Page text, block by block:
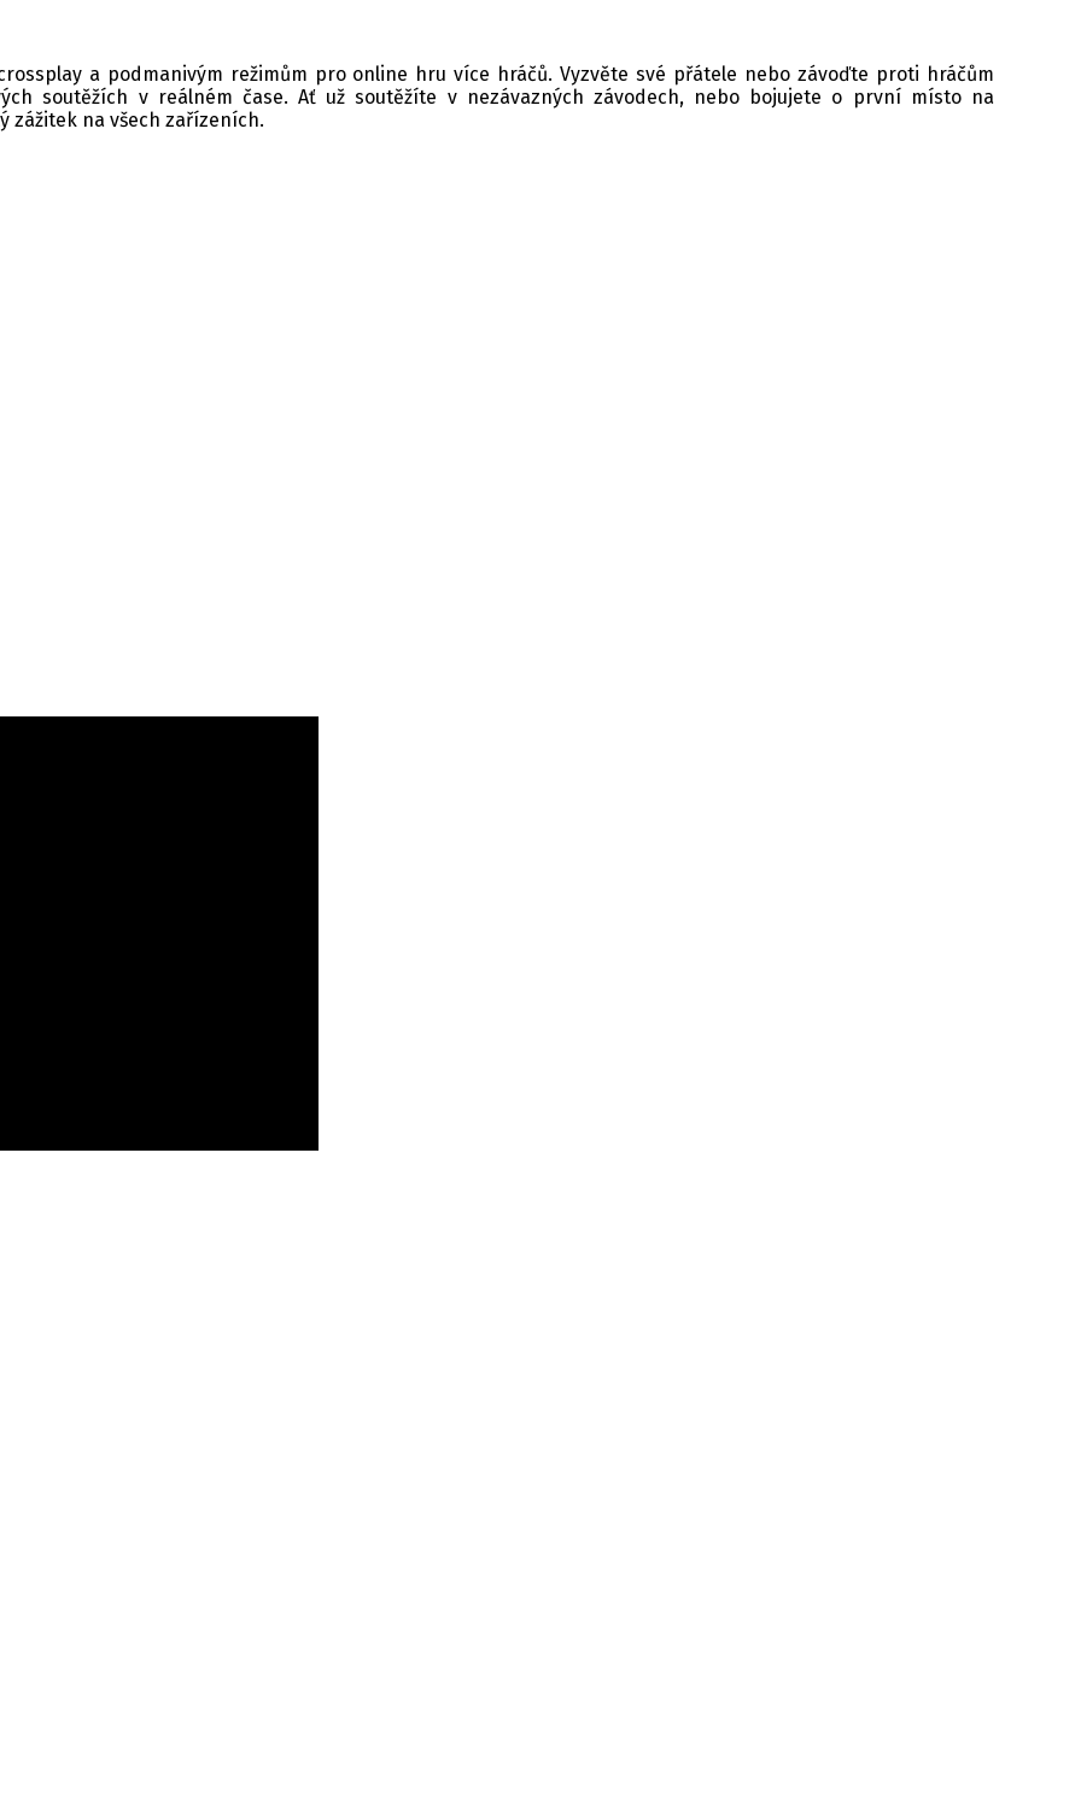
a podmanivým režimům pro online hru více hráčů. Vyzvěte své přátele nebo závoďte proti hráčům
soutěžích v reálném čase. Ať už soutěžíte v nezávazných závodech, nebo bojujete o první místo na
zážitek na všech zařízeních.